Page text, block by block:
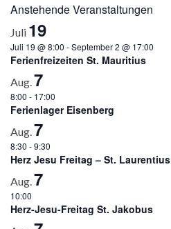
Anstehende Veranstaltungen
Juli 19
Juli 19 @ 8:00 -September 2 @ 17:00
Ferienfreizeiten St. Mauritius
Aug.7
8:00 - 17:00
Ferienlager Eisenberg
Aug.7
8:30 -9:30
Herz Jesu Freitag – St. Laurentius
Aug.7
10:00
Herz-Jesu-Freitag St. Jakobus